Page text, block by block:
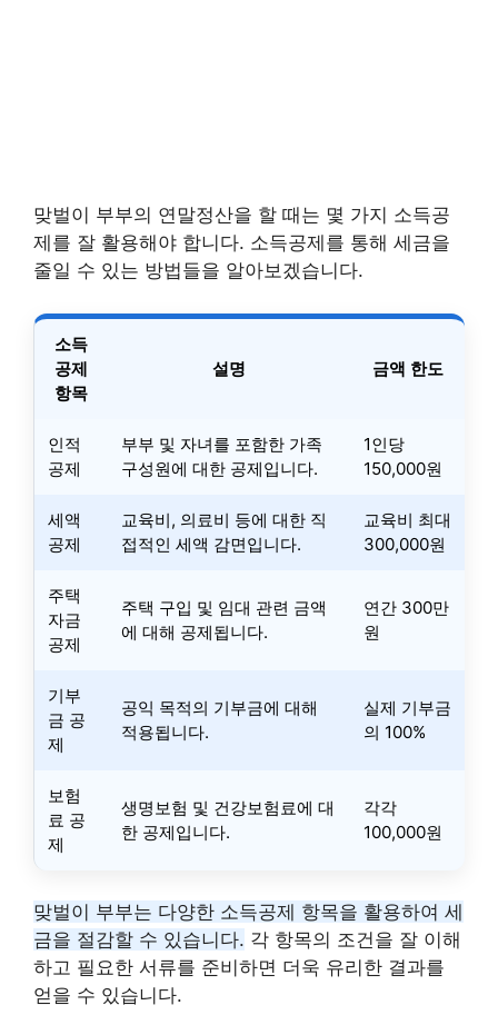
맞벌이 부부의 연말정산을 할 때는 몇 가지 소득공
제를 잘 활용해야 합니다. 소득공제를 통해 세금을
줄일 수 있는 방법들을 알아보겠습니다.
소득
공제
항목
설명 금액 한도
인적
공제
부부 및 자녀를 포함한 가족
구성원에 대한 공제입니다.
1인당
150,000원
세액
공제
교육비, 의료비 등에 대한 직
접적인 세액 감면입니다.
교육비 최대
300,000원
주택
자금
공제
주택 구입 및 임대 관련 금액
에 대해 공제됩니다.
연간 300만
원
기부
금 공
제
공익 목적의 기부금에 대해
적용됩니다.
실제 기부금
의 100%
보험
료 공
제
생명보험 및 건강보험료에 대
한 공제입니다.
각각
100,000원
맞벌이 부부는 다양한 소득공제 항목을 활용하여 세
금을 절감할 수 있습니다. 각 항목의 조건을 잘 이해
하고 필요한 서류를 준비하면 더욱 유리한 결과를
얻을 수 있습니다.